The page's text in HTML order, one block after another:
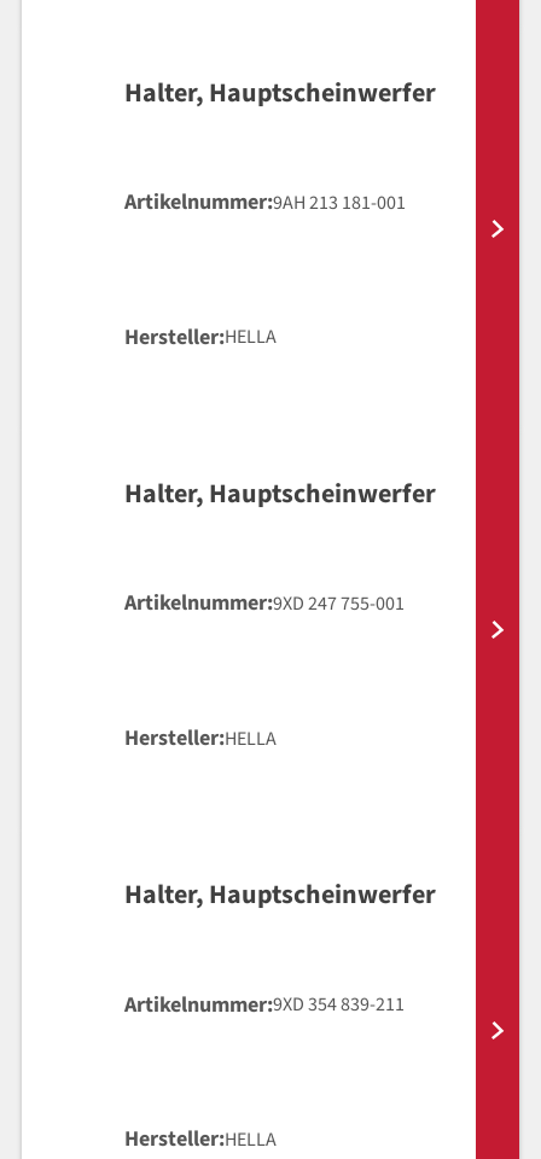
Halter, Hauptscheinwerfer
Artikelnummer 9AH 213 181-001
Hersteller HELLA
Halter, Hauptscheinwerfer
Artikelnummer 9XD 247 755-001
Hersteller HELLA
Halter, Hauptscheinwerfer
Artikelnummer 9XD 354 839-211
Hersteller HELLA